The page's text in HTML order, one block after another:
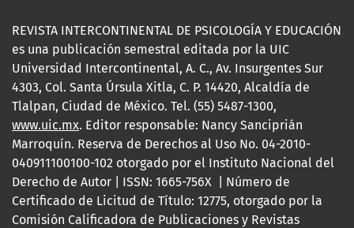
REVISTA INTERCONTINENTAL DE PSICOLOGÍA Y EDUCACIÓN
es una publicación semestral editada por la UIC
Universidad Intercontinental, A. C., Av. Insurgentes Sur
4303, Col. Santa Úrsula Xitla, C. P. 14420, Alcaldía de
Tlalpan, Ciudad de México. Tel. (55) 5487-1300,
www.uic.mx. Editor responsable: Nancy Sanciprián
Marroquín. Reserva de Derechos al Uso No. 04-2010-
040911100100-102 otorgado por el Instituto Nacional del
Derecho de Autor | ISSN: 1665-756X | Número de
Certificado de Licitud de Título: 12775, otorgado por la
Comisión Calificadora de Publicaciones y Revistas